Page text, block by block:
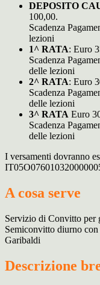
DEPOSITO
100,00.
Scadenza
lezioni
1^ RATA: Euro
Scadenza
delle lezioni
2^ RATA: Euro
Scadenza
delle lezioni
3^ RATA Euro
Scadenza
delle lezioni
I versamenti dovranno
A cosa serve
Servizio di Convitto per
Semiconvitto diurno
Garibaldi
Descrizione